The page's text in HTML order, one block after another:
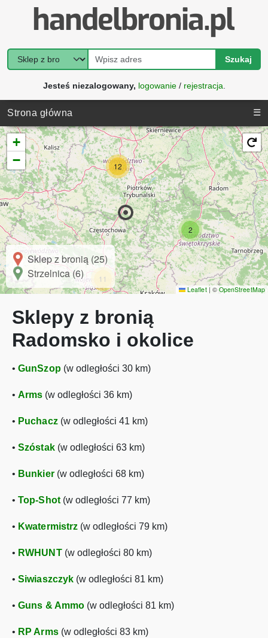
Szukaj
Jesteś niezalogowany, logowanie/ rejestracja
Strona główna ☰
11
2
12
+
−
Sklep z bronią (25)
Strzelnica (6)
Leaflet | © OpenStreetMap
Sklepy z bronią
Radomsko i okolice
• GunSzop(w odległości 30 km)
• Arms (w odległości 36 km)
• Puchacz(w odległości 41 km)
• Szóstak(w odległości 63 km)
• Bunkier(w odległości 68 km)
• Top-Shot(w odległości 77 km)
• Kwatermistrz (w odległości 79 km)
• RWHUNT(w odległości 80 km)
• Siwiaszczyk (w odległości 81 km)
• Guns & Ammo (w odległości 81 km)
• RP Arms(w odległości 83 km)